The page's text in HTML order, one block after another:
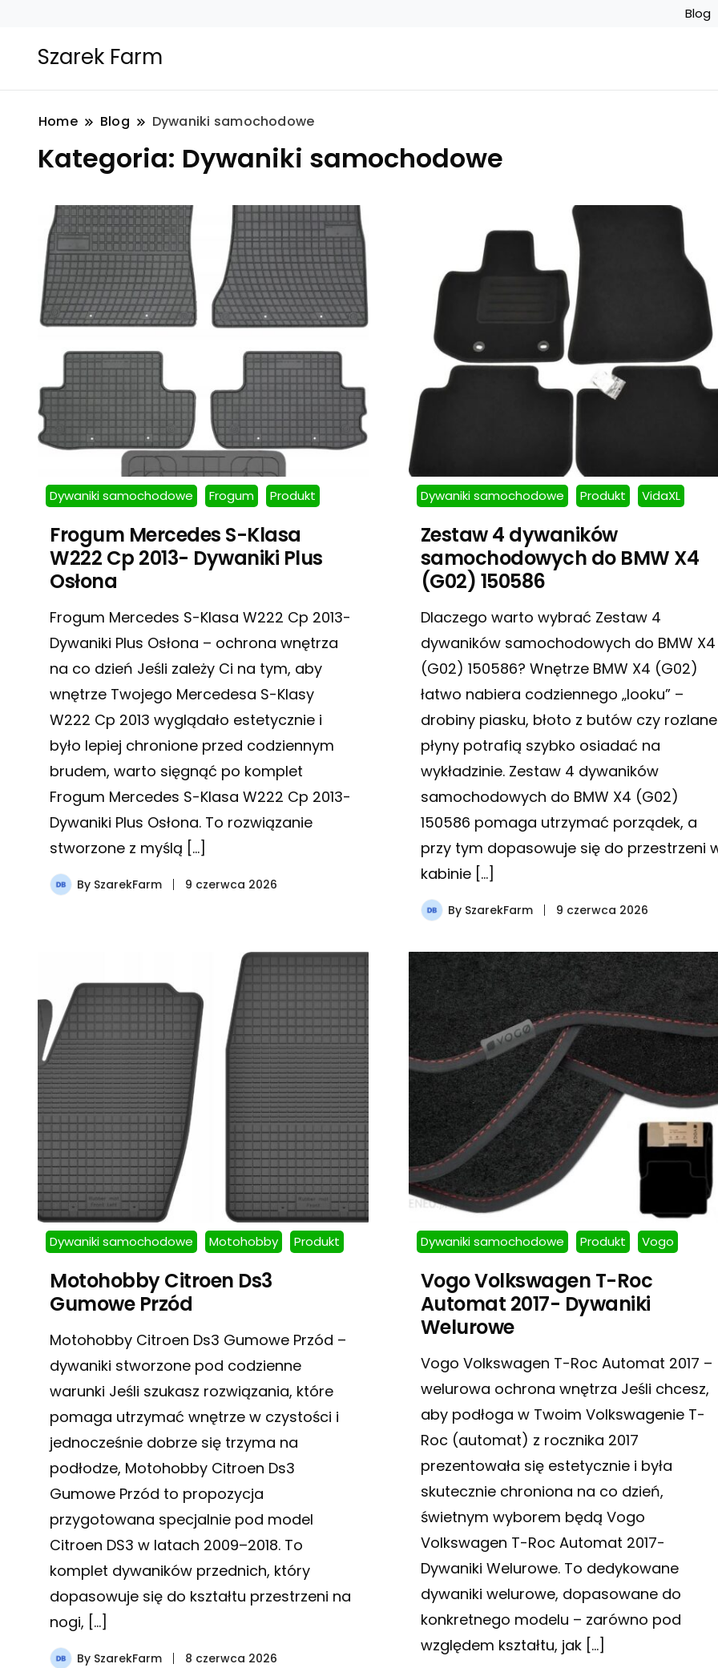
Blog
Szarek Farm
Home Blog Dywaniki samochodowe
Kategoria: Dywaniki samochodowe
Dywaniki samochodowe Frogum Produkt
Frogum Mercedes S-Klasa
W222 Cp 2013- Dywaniki Plus
Osłona
Frogum Mercedes S-Klasa W222 Cp 2013-
Dywaniki Plus Osłona – ochrona wnętrza
na co dzień Jeśli zależy Ci na tym, aby
wnętrze Twojego Mercedesa S-Klasy
W222 Cp 2013 wyglądało estetycznie i
było lepiej chronione przed codziennym
brudem, warto sięgnąć po komplet
Frogum Mercedes S-Klasa W222 Cp 2013-
Dywaniki Plus Osłona. To rozwiązanie
stworzone z myślą […]
By SzarekFarm 9 czerwca 2026
Dywaniki samochodowe Produkt VidaXL
Zestaw 4 dywaników
samochodowych do BMW X4
(G02) 150586
Dlaczego warto wybrać Zestaw 4
dywaników samochodowych do BMW X4
(G02) 150586? Wnętrze BMW X4 (G02)
łatwo nabiera codziennego „looku” –
drobiny piasku, błoto z butów czy rozlane
płyny potrafią szybko osiadać na
wykładzinie. Zestaw 4 dywaników
samochodowych do BMW X4 (G02)
150586 pomaga utrzymać porządek, a
przy tym dopasowuje się do przestrzeni
kabinie […]
By SzarekFarm 9 czerwca 2026
Dywaniki samochodowe Motohobby Produkt
Motohobby Citroen Ds3
Gumowe Przód
Motohobby Citroen Ds3 Gumowe Przód –
dywaniki stworzone pod codzienne
warunki Jeśli szukasz rozwiązania, które
pomaga utrzymać wnętrze w czystości i
jednocześnie dobrze się trzyma na
podłodze, Motohobby Citroen Ds3
Gumowe Przód to propozycja
przygotowana specjalnie pod model
Citroen DS3 w latach 2009–2018. To
komplet dywaników przednich, który
dopasowuje się do kształtu przestrzeni na
nogi, […]
By SzarekFarm 8 czerwca 2026
Dywaniki samochodowe Produkt Vogo
Vogo Volkswagen T-Roc
Automat 2017- Dywaniki
Welurowe
Vogo Volkswagen T-Roc Automat 2017 –
welurowa ochrona wnętrza Jeśli chcesz,
aby podłoga w Twoim Volkswagenie T-
Roc (automat) z rocznika 2017
prezentowała się estetycznie i była
skutecznie chroniona na co dzień,
świetnym wyborem będą Vogo
Volkswagen T-Roc Automat 2017-
Dywaniki Welurowe. To dedykowane
dywaniki welurowe, dopasowane do
konkretnego modelu – zarówno pod
względem kształtu, jak […]